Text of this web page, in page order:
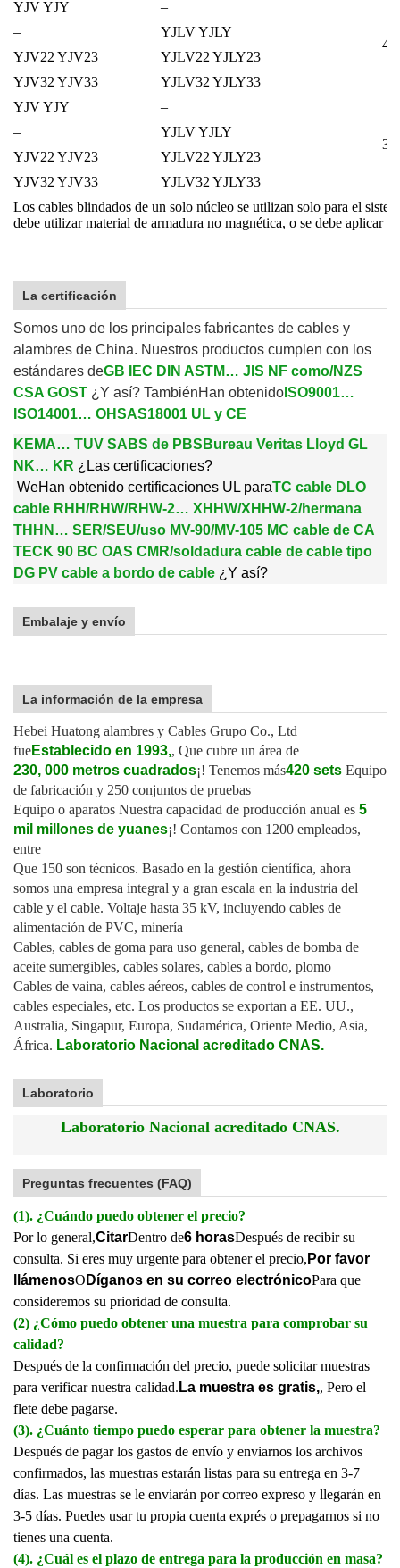
YJV YJY –
4
–
YJLV YJLY
YJV22 YJV23
YJLV22 YJLY23
YJV32 YJV33
YJLV32 YJLY33
YJV YJY
–
3
–
YJLV YJLY
YJV22 YJV23
YJLV22 YJLY23
YJV32 YJV33
YJLV32 YJLY33
Los cables blindados de un solo núcleo se utilizan solo para el
debe utilizar material de armadura no magnética, o se debe aplicar
La certificación
Somos uno de los principales fabricantes de cables y
alambres de China. Nuestros productos cumplen con los
estándares deGB IEC DIN ASTM… JIS NF como/NZS
CSA GOST ¿Y así? TambiénHan obtenido ISO9001…
ISO14001… OHSAS18001 UL y CE
KEMA… TUV SABS de PBS Bureau Veritas Lloyd GL
NK… KR ¿Las certificaciones?
WeHan obtenido certificaciones UL paraTC cable DLO
cable RHH/RHW/RHW-2… XHHW/XHHW-2/hermana
THHN… SER/SEU/uso MV-90/MV-105 MC cable de CA
TECK 90 BC OAS CMR/soldadura cable de cable tipo
DG PV cable a bordo de cable ¿Y así?
Embalaje y envío
La información de la empresa
Hebei Huatong alambres y Cables Grupo Co., Ltd
fueEstablecido en 1993,, Que cubre un área de
230, 000 metros cuadrados¡! Tenemos más420 sets Equipo
de fabricación y 250 conjuntos de pruebas
Equipo o aparatos Nuestra capacidad de producción anual es 5
mil millones de yuanes¡! Contamos con 1200 empleados,
entre
Que 150 son técnicos. Basado en la gestión científica, ahora
somos una empresa integral y a gran escala en la industria del
cable y el cable. Voltaje hasta 35 kV, incluyendo cables de
alimentación de PVC, minería
Cables, cables de goma para uso general, cables de bomba de
aceite sumergibles, cables solares, cables a bordo, plomo
Cables de vaina, cables aéreos, cables de control e instrumentos,
cables especiales, etc. Los productos se exportan a EE. UU.,
Australia, Singapur, Europa, Sudamérica, Oriente Medio, Asia,
África. Laboratorio Nacional acreditado CNAS.
Laboratorio
Laboratorio Nacional acreditado CNAS.
Preguntas frecuentes (FAQ)
(1). ¿Cuándo puedo obtener el precio?
Por lo general,CitarDentro de6 horasDespués de recibir su
consulta. Si eres muy urgente para obtener el precio, Por favor
llámenosO Díganos en su correo electrónicoPara que
consideremos su prioridad de consulta.
(2) ¿Cómo puedo obtener una muestra para comprobar su
calidad?
Después de la confirmación del precio, puede solicitar muestras
para verificar nuestra calidad. La muestra es gratis,, Pero el
flete debe pagarse.
(3). ¿Cuánto tiempo puedo esperar para obtener la muestra?
Después de pagar los gastos de envío y enviarnos los archivos
confirmados, las muestras estarán listas para su entrega en 3-7
días. Las muestras se le enviarán por correo expreso y llegarán en
3-5 días. Puedes usar tu propia cuenta exprés o prepagarnos si no
tienes una cuenta.
(4). ¿Cuál es el plazo de entrega para la producción en masa?